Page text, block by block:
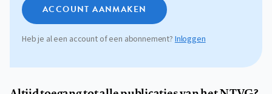
ACCOUNT AANMAKEN
Heb je al een account of een abonnement?Inloggen